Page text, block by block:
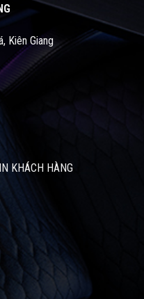
Kiên Giang
KHÁCH HÀNG